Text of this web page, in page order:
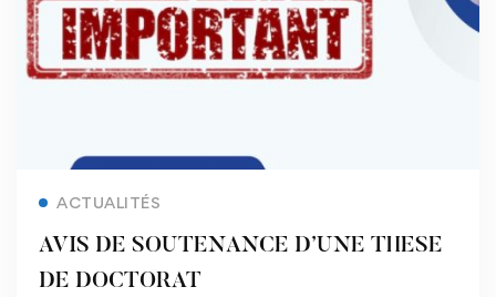
ACTUALITÉS
AVIS DE SOUTENANCE D’UNE THESE
DE DOCTORAT